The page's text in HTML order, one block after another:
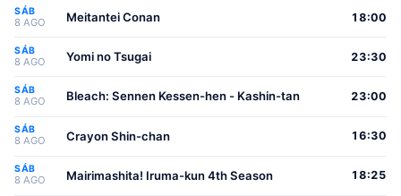
SÁB
8 AGO Meitantei Conan 18:00
SÁB
8 AGO Yomi no Tsugai 23:30
SÁB
8 AGO Bleach: Sennen Kessen-hen - Kashin-tan 23:00
SÁB
8 AGO Crayon Shin-chan 16:30
SÁB
8 AGO Mairimashita! Iruma-kun 4th Season 18:25